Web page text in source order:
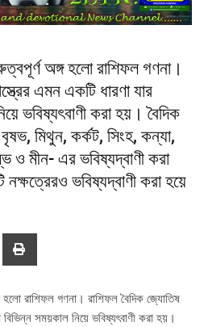
অঙ্গ হলো রাশিফল গণনা।
এমন একটি ধারণা যার
ভবিষ্যৎবাণী করা হয়। বৈদিক
মিথুন, কর্কট, সিংহ, কন্যা,
ও মীন- এর ভবিষ্যদ্বাণী করা
ভবিষ্যদ্বাণী করা হয়ে
হলো রাশিফল গণনা। রাশিফল বৈদিক জ্যোতিষ
সময়কাল নিয়ে ভবিষ্যৎবাণী করা হয়।